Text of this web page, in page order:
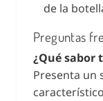
de la
Preguntas
¿Qué sabor
Presenta un